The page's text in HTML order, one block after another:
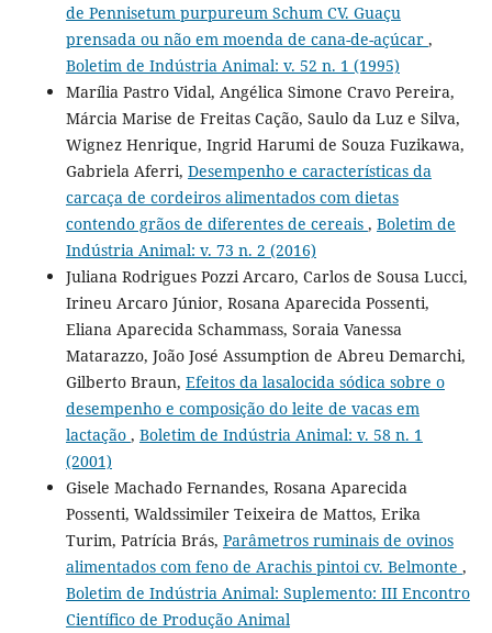
de Pennisetum purpureum Schum CV. Guaçu
prensada ou não em moenda de cana-de-açúcar ,
Boletim de Indústria Animal: v. 52 n. 1 (1995)
Marília Pastro Vidal, Angélica Simone Cravo Pereira,
Márcia Marise de Freitas Cação, Saulo da Luz e Silva,
Wignez Henrique, Ingrid Harumi de Souza Fuzikawa,
Gabriela Aferri, Desempenho e características da
carcaça de cordeiros alimentados com dietas
contendo grãos de diferentes de cereais , Boletim de
Indústria Animal: v. 73 n. 2 (2016)
Juliana Rodrigues Pozzi Arcaro, Carlos de Sousa Lucci,
Irineu Arcaro Júnior, Rosana Aparecida Possenti,
Eliana Aparecida Schammass, Soraia Vanessa
Matarazzo, João José Assumption de Abreu Demarchi,
Gilberto Braun, Efeitos da lasalocida sódica sobre o
desempenho e composição do leite de vacas em
lactação , Boletim de Indústria Animal: v. 58 n. 1
(2001)
Gisele Machado Fernandes, Rosana Aparecida
Possenti, Waldssimiler Teixeira de Mattos, Erika
Turim, Patrícia Brás, Parâmetros ruminais de ovinos
alimentados com feno de Arachis pintoi cv. Belmonte ,
Boletim de Indústria Animal: Suplemento: III Encontro
Científico de Produção Animal